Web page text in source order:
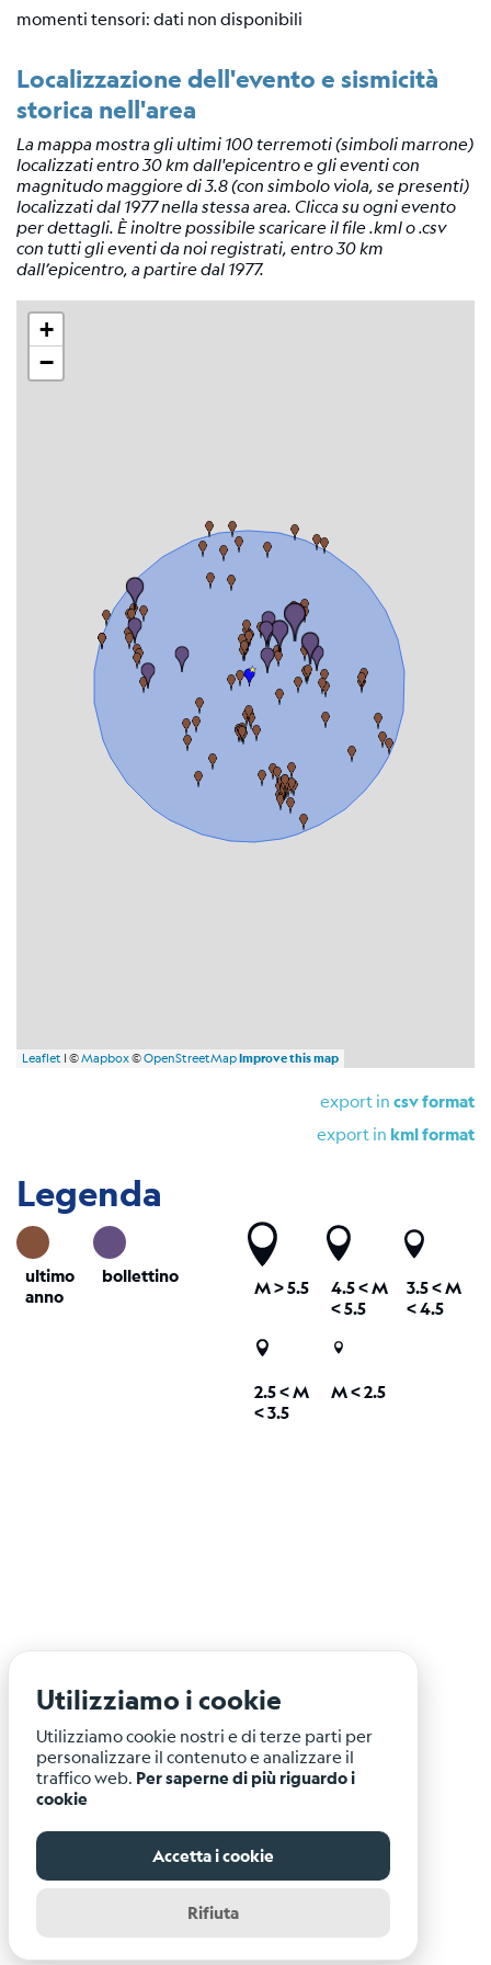
Tensore
Background
scientifico
Bibliografia
Links
relativi
Nestore
Contatti
momenti tensori: dati non disponibili
Localizzazione dell'evento e sismicità
storica nell'area
La mappa mostra gli ultimi 100 terremoti (simboli marrone)
localizzati entro 30 km dall'epicentro e gli eventi con
magnitudo maggiore di 3.8 (con simbolo viola, se presenti)
localizzati dal 1977 nella stessa area. Clicca su ogni evento
per dettagli. È inoltre possibile scaricare il file .kml o .csv
con tutti gli eventi da noi registrati, entro 30 km
dall’epicentro, a partire dal 1977.
+
−
Leaflet | ©Mapbox©OpenStreetMapImprove this map
export in csv format
export in kml format
Legenda
ultimo
anno
bollettino
M> 5.5 4.5 <M
< 5.5
3.5 <M
< 4.5
2.5 <M
< 3.5
M < 2.5
Utilizziamo i cookie
Utilizziamo cookie nostri e di terze parti per
personalizzare il contenuto e analizzare il
traffico web. Per saperne di più riguardo i
cookie
Accetta i cookie
Rifiuta